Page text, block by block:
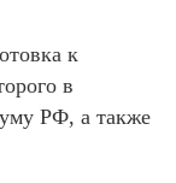
к
в
РФ, а также